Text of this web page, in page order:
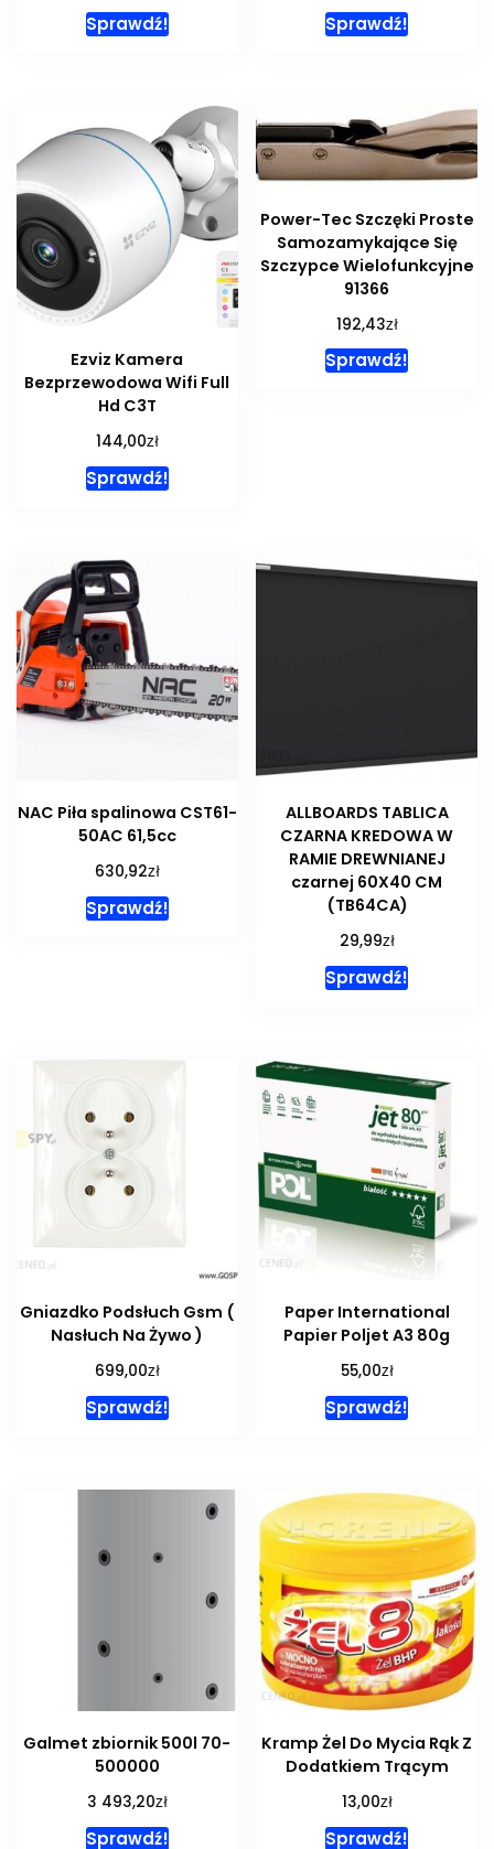
Sprawdź! Sprawdź!
Ezviz Kamera
Bezprzewodowa Wifi Full
Hd C3T
144,00zł
Sprawdź!
Power-Tec Szczęki Proste
Samozamykające Się
Szczypce Wielofunkcyjne
91366
192,43zł
Sprawdź!
NAC Piła spalinowa CST61-
50AC 61,5cc
630,92zł
Sprawdź!
ALLBOARDS TABLICA
CZARNA KREDOWA W
RAMIE DREWNIANEJ
czarnej 60X40 CM
(TB64CA)
29,99zł
Sprawdź!
Gniazdko Podsłuch Gsm (
Nasłuch Na Żywo )
699,00zł
Sprawdź!
Paper International
Papier Poljet A3 80g
55,00zł
Sprawdź!
Galmet zbiornik 500l 70-
500000
3 493,20zł
Sprawdź!
Kramp Żel Do Mycia Rąk Z
Dodatkiem Trącym
13,00zł
Sprawdź!